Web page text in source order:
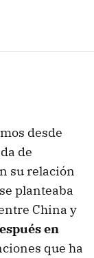
desde
de
su relación
planteaba
China y
en
que ha